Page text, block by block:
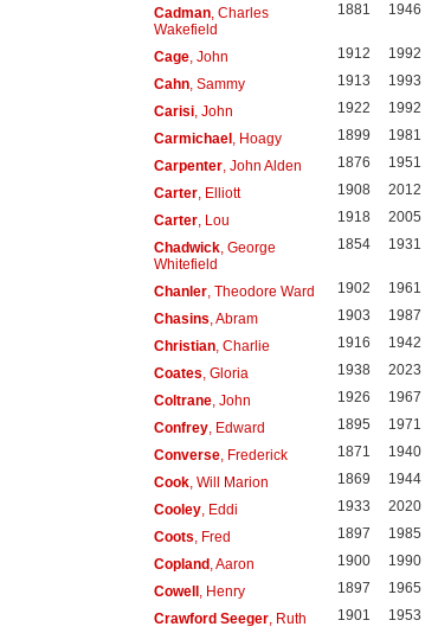
Cadman, Charles
Wakefield
1881 1946
Cage, John 1912 1992
Cahn, Sammy 1913 1993
Carisi, John 1922 1992
Carmichael, Hoagy 1899 1981
Carpenter, John Alden 1876 1951
Carter, Elliott 1908 2012
Carter, Lou 1918 2005
Chadwick, George
Whitefield
1854 1931
Chanler, Theodore Ward 1902 1961
Chasins , Abram 1903 1987
Christian, Charlie 1916 1942
Coates , Gloria 1938 2023
Coltrane, John 1926 1967
Confrey, Edward 1895 1971
Converse, Frederick 1871 1940
Cook, Will Marion 1869 1944
Cooley, Eddi 1933 2020
Coots , Fred 1897 1985
Copland, Aaron 1900 1990
Cowell, Henry 1897 1965
Crawford Seeger, Ruth 1901 1953